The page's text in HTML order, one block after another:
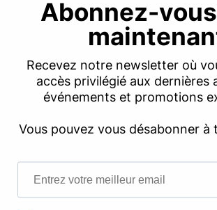
suspensive de prêt.
avoir reçu, de la part de sa
validation de sa demande de
immobilier : c’est la preuve qu’il
fonds pour faire l’acquisition du
L’acheteur doit avoirsouscrit
envisagée pour l’occupation des
L’acheteur doits’engager à ne
effectuer des travaux